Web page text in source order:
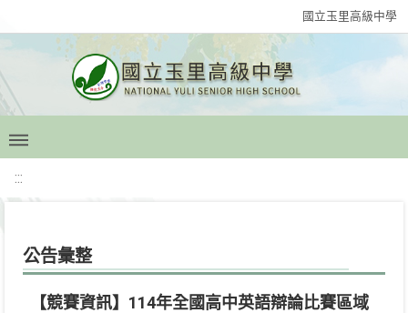
國立玉里高級中學
:::
公告彙整
【競賽資訊】114年全國高中英語辯論比賽區域